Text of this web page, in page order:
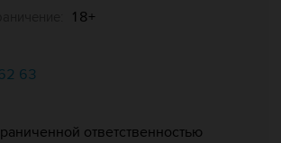
18+
63
ответственностью